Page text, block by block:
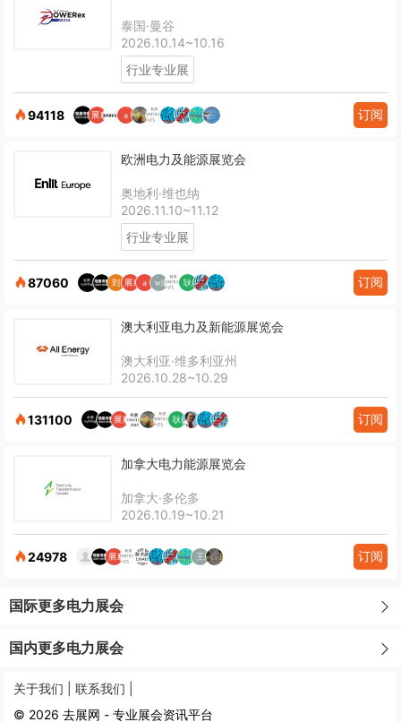
泰国·曼谷
2026.10.14~10.16
行业专业展
94118 订阅
欧洲电力及能源展览会
奥地利·维也纳
2026.11.10~11.12
行业专业展
87060 订阅
澳大利亚电力及新能源展览会
澳大利亚·维多利亚州
2026.10.28~10.29
131100 订阅
加拿大电力能源展览会
加拿大·多伦多
2026.10.19~10.21
24978 订阅
国际更多电力展会
国内更多电力展会
关于我们 | 联系我们 |
© 2026 去展网 - 专业展会资讯平台